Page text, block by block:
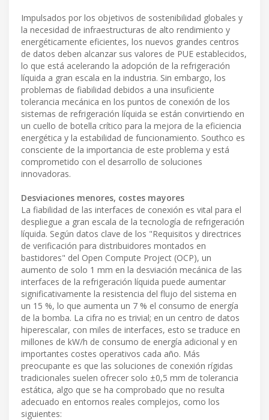
Impulsados por los objetivos de sostenibilidad globales y
la necesidad de infraestructuras de alto rendimiento y
energéticamente eficientes, los nuevos grandes centros
de datos deben alcanzar sus valores de PUE establecidos,
lo que está acelerando la adopción de la refrigeración
líquida a gran escala en la industria. Sin embargo, los
problemas de fiabilidad debidos a una insuficiente
tolerancia mecánica en los puntos de conexión de los
sistemas de refrigeración líquida se están convirtiendo en
un cuello de botella crítico para la mejora de la eficiencia
energética y la estabilidad de funcionamiento. Southco es
consciente de la importancia de este problema y está
comprometido con el desarrollo de soluciones
innovadoras.
Desviaciones menores, costes mayores
La fiabilidad de las interfaces de conexión es vital para el
despliegue a gran escala de la tecnología de refrigeración
líquida. Según datos clave de los "Requisitos y directrices
de verificación para distribuidores montados en
bastidores" del Open Compute Project (OCP), un
aumento de solo 1 mm en la desviación mecánica de las
interfaces de la refrigeración líquida puede aumentar
significativamente la resistencia del flujo del sistema en
un 15 %, lo que aumenta un 7 % el consumo de energía
de la bomba. La cifra no es trivial; en un centro de datos
hiperescalar, con miles de interfaces, esto se traduce en
millones de kW/h de consumo de energía adicional y en
importantes costes operativos cada año. Más
preocupante es que las soluciones de conexión rígidas
tradicionales suelen ofrecer solo ±0,5 mm de tolerancia
estática, algo que se ha comprobado que no resulta
adecuado en entornos reales complejos, como los
siguientes: